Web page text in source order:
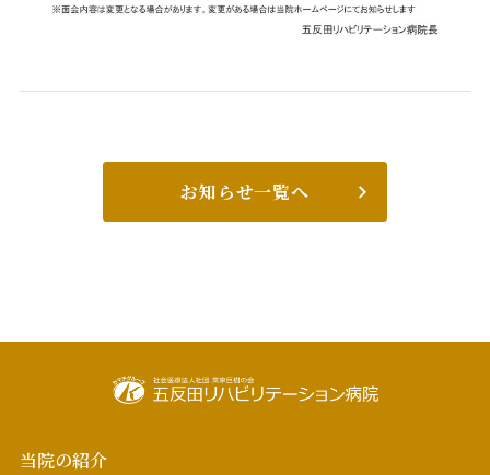
感染対策管理部門
医療安全管理部門
医療連携室
お知らせ一覧へ
当院の紹介